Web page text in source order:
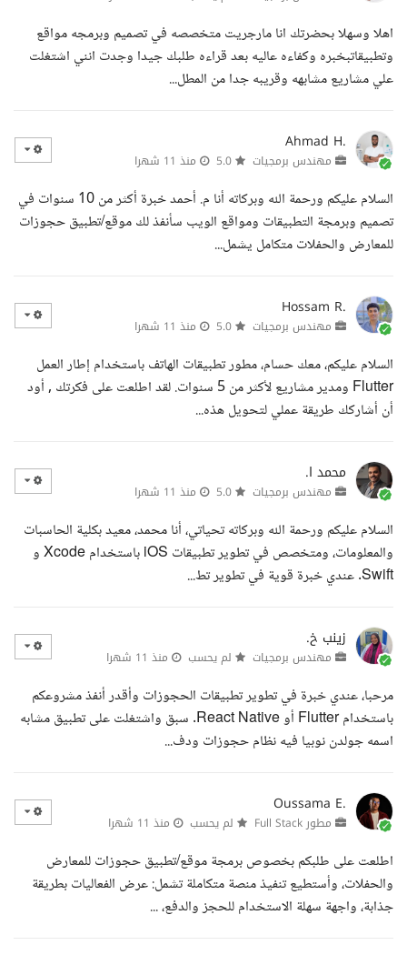
اهلا وسهلا بحضرتك انا مارجريت متخصصه في تصميم وبرمجه مواقع
وتطبيقاتبخبره وكفاءه عاليه بعد قراءه طلبك جيدا وجدت انني اشتغلت
علي مشاريع مشابهه وقريبه جدا من المطل...
Ahmad H.
مهندس برمجيات منذ 11 شهرا
السلام عليكم ورحمة الله وبركاته أنا م. أحمد خبرة أكثر من 10 سنوات في
تصميم وبرمجة التطبيقات ومواقع الويب سأنفذ لك موقع/تطبيق حجوزات
للمعارض والحفلات متكامل يشمل...
Hossam R.
مهندس برمجيات منذ 11 شهرا
السلام عليكم، معك حسام، مطور تطبيقات الهاتف باستخدام إطار العمل
Flutter ومدير مشاريع لأكثر من 5 سنوات. لقد اطلعت على فكرتك , أود
أن أشاركك طريقة عملي لتحويل هذه...
محمد ا.
مهندس برمجيات منذ 11 شهرا
السلام عليكم ورحمة الله وبركاته تحياتي، أنا محمد، معيد بكلية الحاسبات
والمعلومات، ومتخصص في تطوير تطبيقات iOS باستخدام Xcode و
Swift. عندي خبرة قوية في تطوير تط...
زينب خ.
مهندس برمجيات لم يحسب منذ 11 شهرا
مرحبا، عندي خبرة في تطوير تطبيقات الحجوزات وأقدر أنفذ مشروعكم
باستخدام Flutter أو React Native. سبق واشتغلت على تطبيق مشابه
اسمه جولدن نوبيا فيه نظام حجوزات ودف...
Oussama E.
مطور Full Stack لم يحسب منذ 11 شهرا
اطلعت على طلبكم بخصوص برمجة موقع/تطبيق حجوزات للمعارض
والحفلات، وأستطيع تنفيذ منصة متكاملة تشمل: عرض الفعاليات بطريقة
جذابة، واجهة سهلة الاستخدام للحجز والدفع، ...